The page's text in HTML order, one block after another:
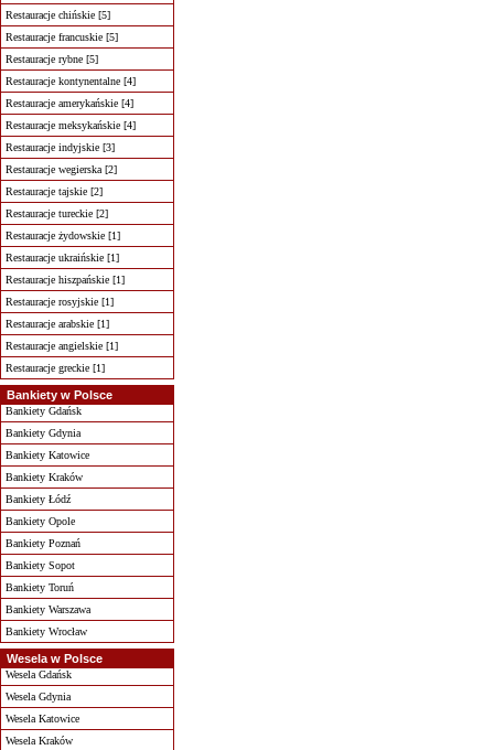
Restauracje chińskie [5]
Restauracje francuskie [5]
Restauracje rybne [5]
Restauracje kontynentalne [4]
Restauracje amerykańskie [4]
Restauracje meksykańskie [4]
Restauracje indyjskie [3]
Restauracje wegierska [2]
Restauracje tajskie [2]
Restauracje tureckie [2]
Restauracje żydowskie [1]
Restauracje ukraińskie [1]
Restauracje hiszpańskie [1]
Restauracje rosyjskie [1]
Restauracje arabskie [1]
Restauracje angielskie [1]
Restauracje greckie [1]
Bankiety w Polsce
Bankiety Gdańsk
Bankiety Gdynia
Bankiety Katowice
Bankiety Kraków
Bankiety Łódź
Bankiety Opole
Bankiety Poznań
Bankiety Sopot
Bankiety Toruń
Bankiety Warszawa
Bankiety Wrocław
Wesela w Polsce
Wesela Gdańsk
Wesela Gdynia
Wesela Katowice
Wesela Kraków